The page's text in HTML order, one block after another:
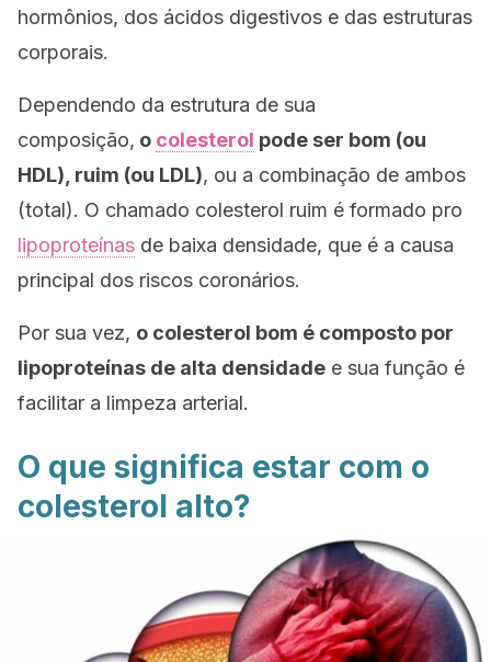
hormônios, dos ácidos digestivos e das estruturas
corporais.
Dependendo da estrutura de sua
composição, o colesterol pode ser bom (ou
HDL), ruim (ou LDL), ou a combinação de ambos
(total). O chamado colesterol ruim é formado pro
lipoproteínas de baixa densidade, que é a causa
principal dos riscos coronários.
Por sua vez, o colesterol bom é composto por
lipoproteínas de alta densidade e sua função é
facilitar a limpeza arterial.
O que significa estar com o
colesterol alto?